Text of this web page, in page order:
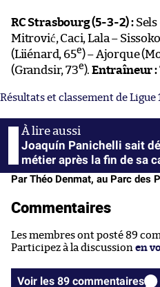
RC Strasbourg (5-3-2) :Sels
Mitrović, Caci, Lala –
(Liiénard, 65e) – Ajorque
(Grandsir, 73e). Entraîneur :
Résultats et classement de Ligue
Joaquín Panichelli sait
métier après la fin de sa
Par Théo Denmat, au Parc des
Commentaires
Les membres ont posté 89
Participez à la discussion en
Voir les 89 commentaires